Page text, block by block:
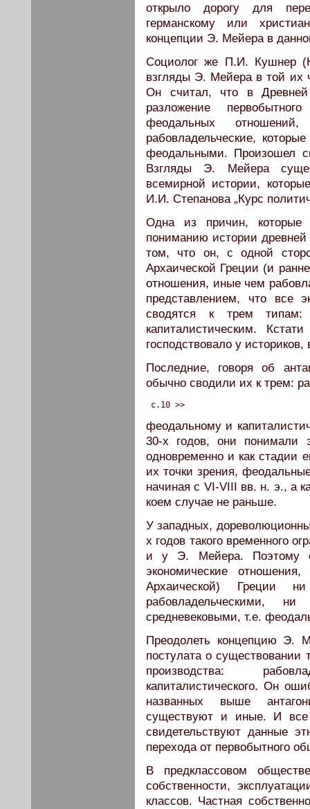
открыло дорогу для
германскому или
концепции Э. Мейера в
Социолог же П.И. Кушнер
взгляды Э. Мейера в той их
Он считал, что в
разложение
феодальных
рабовладельческие,
феодальными. Произошел
Взгляды Э. Мейера
всемирной истории,
И.И. Степанова „Курс
Одна из причин,
пониманию истории
том, что он, с одной
Архаической Греции (и
отношения, иные чем
представлением, что все
сводятся к трем типам:
капиталистическим.
господствовало у историков,
Последние, говоря об
обычно сводили их к трем:
c.10 >>
феодальному и
30-х годов, они понимали
одновременно и как стадии
их точки зрения,
начиная с VI-VIII вв. н. э., а
коем случае не раньше.
У западных,
х годов такого временного
и у Э. Мейера. Поэтому
экономические
Архаической)
рабовладельческими,
средневековыми, т.е.
Преодолеть концепцию Э.
постулата о существовании
производства:
капиталистического. Он
названных выше
существуют и иные. И все
свидетельствуют данные
перехода от первобытного
В предклассовом
собственности,
классов. Частная